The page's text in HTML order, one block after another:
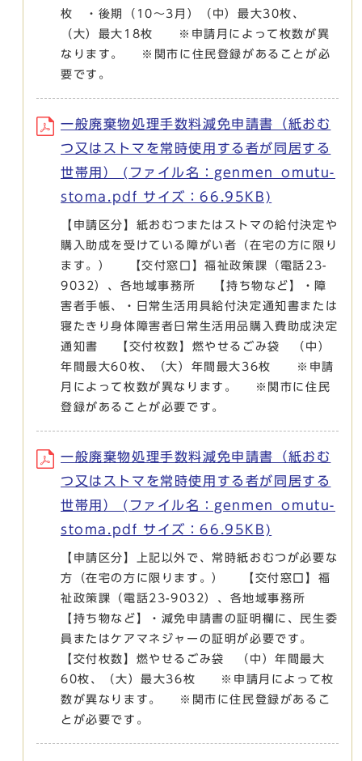
枚 ・後期（10～3月）（中）最大30枚、
（大）最大18枚 ※申請月によって枚数が異
なります。 ※関市に住民登録があることが必
要です。
一般廃棄物処理手数料減免申請書（紙おむ
つ又はストマを常時使用する者が同居する
世帯用） (ファイル名：genmen_omutu-
stoma.pdf サイズ：66.95KB)
【申請区分】紙おむつまたはストマの給付決定や
購入助成を受けている障がい者（在宅の方に限り
ます。） 【交付窓口】福祉政策課（電話23-
9032）、各地域事務所 【持ち物など】・障
害者手帳、・日常生活用具給付決定通知書または
寝たきり身体障害者日常生活用品購入費助成決定
通知書 【交付枚数】燃やせるごみ袋 （中）
年間最大60枚、（大）年間最大36枚 ※申請
月によって枚数が異なります。 ※関市に住民
登録があることが必要です。
一般廃棄物処理手数料減免申請書（紙おむ
つ又はストマを常時使用する者が同居する
世帯用） (ファイル名：genmen_omutu-
stoma.pdf サイズ：66.95KB)
【申請区分】上記以外で、常時紙おむつが必要な
方（在宅の方に限ります。） 【交付窓口】福
祉政策課（電話23-9032）、各地域事務所
【持ち物など】・減免申請書の証明欄に、民生委
員またはケアマネジャーの証明が必要です。
【交付枚数】燃やせるごみ袋 （中）年間最大
60枚、（大）最大36枚 ※申請月によって枚
数が異なります。 ※関市に住民登録があるこ
とが必要です。